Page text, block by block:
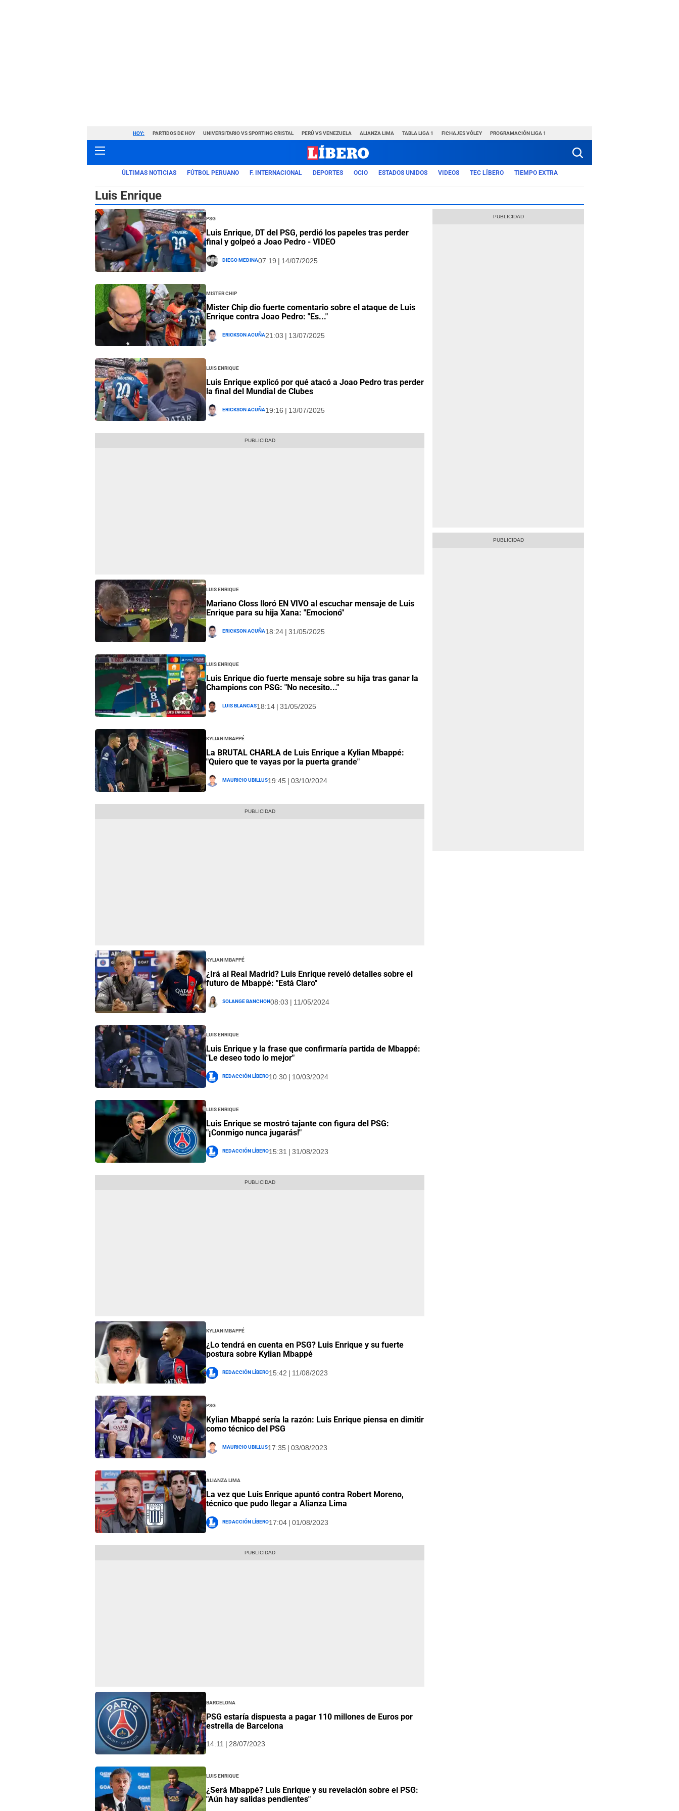
HOY: PARTIDOS DE HOY UNIVERSITARIO VS SPORTING CRISTAL PERÚ VS VENEZUELA ALIANZA LIMA TABLA LIGA 1 FICHAJES VÓLEY PROGRAMACIÓN LIGA 1
ÚLTIMAS NOTICIAS FÚTBOL PERUANO F. INTERNACIONAL DEPORTES OCIO ESTADOS UNIDOS VIDEOS TEC LÍBERO TIEMPO EXTRA
Luis Enrique
PSG
Luis Enrique, DT del PSG, perdió los papeles tras perder
final y golpeó a Joao Pedro - VIDEO
Diego Medina07:19 | 14/07/2025
Mister Chip
Mister Chip dio fuerte comentario sobre el ataque de Luis
Enrique contra Joao Pedro: "Es..."
Erickson Acuña21:03 | 13/07/2025
Luis Enrique
Luis Enrique explicó por qué atacó a Joao Pedro tras perder
la final del Mundial de Clubes
Erickson Acuña19:16 | 13/07/2025
Luis Enrique
Mariano Closs lloró EN VIVO al escuchar mensaje de Luis
Enrique para su hija Xana: "Emocionó"
Erickson Acuña18:24 | 31/05/2025
Luis Enrique
Luis Enrique dio fuerte mensaje sobre su hija tras ganar la
Champions con PSG: "No necesito..."
Luis Blancas18:14 | 31/05/2025
Kylian Mbappé
La BRUTAL CHARLA de Luis Enrique a Kylian Mbappé:
"Quiero que te vayas por la puerta grande"
Mauricio Ubillus19:45 | 03/10/2024
Kylian Mbappé
¿Irá al Real Madrid? Luis Enrique reveló detalles sobre el
futuro de Mbappé: "Está Claro"
Solange Banchon08:03 | 11/05/2024
Luis Enrique
Luis Enrique y la frase que confirmaría partida de Mbappé:
"Le deseo todo lo mejor"
Redacción Líbero10:30 | 10/03/2024
Luis Enrique
Luis Enrique se mostró tajante con figura del PSG:
"¡Conmigo nunca jugarás!"
Redacción Líbero15:31 | 31/08/2023
Kylian Mbappé
¿Lo tendrá en cuenta en PSG? Luis Enrique y su fuerte
postura sobre Kylian Mbappé
Redacción Líbero15:42 | 11/08/2023
PSG
Kylian Mbappé sería la razón: Luis Enrique piensa en dimitir
como técnico del PSG
Mauricio Ubillus17:35 | 03/08/2023
Alianza Lima
La vez que Luis Enrique apuntó contra Robert Moreno,
técnico que pudo llegar a Alianza Lima
Redacción Líbero17:04 | 01/08/2023
Barcelona
PSG estaría dispuesta a pagar 110 millones de Euros por
estrella de Barcelona
14:11 | 28/07/2023
Luis Enrique
¿Será Mbappé? Luis Enrique y su revelación sobre el PSG:
"Aún hay salidas pendientes"